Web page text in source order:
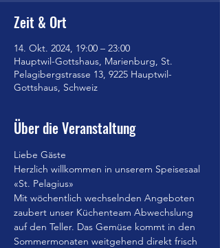
Zeit & Ort
14. Okt. 2024, 19:00 – 23:00
Hauptwil-Gottshaus, Marienburg, St.
Pelagibergstrasse 13, 9225 Hauptwil-
Gottshaus, Schweiz
Über die Veranstaltung
Liebe Gäste
Herzlich willkommen in unserem Speisesaal
«St. Pelagius»
Mit wöchentlich wechselnden Angeboten
zaubert unser Küchenteam Abwechslung
auf den Teller. Das Gemüse kommt in den
Sommermonaten weitgehend direkt frisch